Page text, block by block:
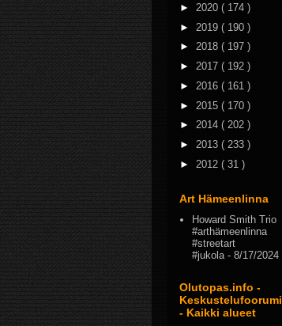
► 2020 ( 174 )
► 2019 ( 190 )
► 2018 ( 197 )
► 2017 ( 192 )
► 2016 ( 161 )
► 2015 ( 170 )
► 2014 ( 202 )
► 2013 ( 233 )
► 2012 ( 31 )
Art Hämeenlinna
Howard Smith Trio
#arthämeenlinna
#streetart
#jukola - 8/17/2024
Olutopas.info -
Keskustelufoorumi
- Kaikki alueet